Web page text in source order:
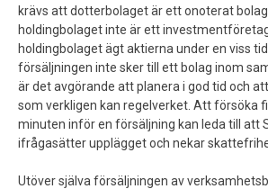
krävs att dotterbolaget är ett onoterat
holdingbolaget inte är ett
holdingbolaget ägt aktierna under en viss
försäljningen inte sker till ett bolag inom
är det avgörande att planera i god tid och
som verkligen kan regelverket. Att försöka
minuten inför en försäljning kan leda till att
ifrågasätter upplägget och nekar
Utöver själva försäljningen av